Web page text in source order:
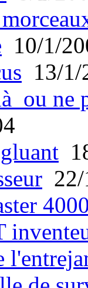
10/1/
13/1/
ou ne